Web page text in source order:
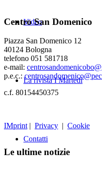
Video
La rivista I Martedì
Contatti
Centro San Domenico
Piazza San Domenico 12
40124 Bologna
telefono 051 581718
e-mail:
p.e.c.:
c.f. 80154450375
IMprint | Privacy | Cookie
Le ultime notizie